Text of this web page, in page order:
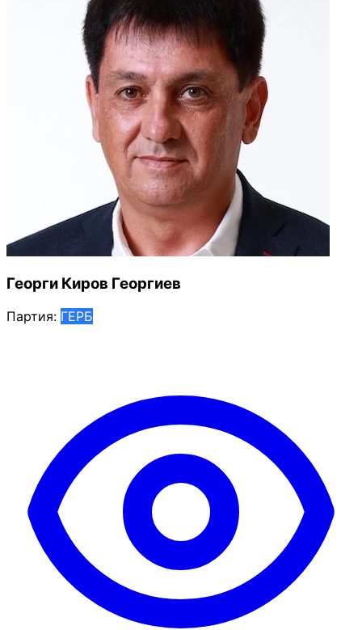
Георги Киров Георгиев
Партия: ГЕРБ